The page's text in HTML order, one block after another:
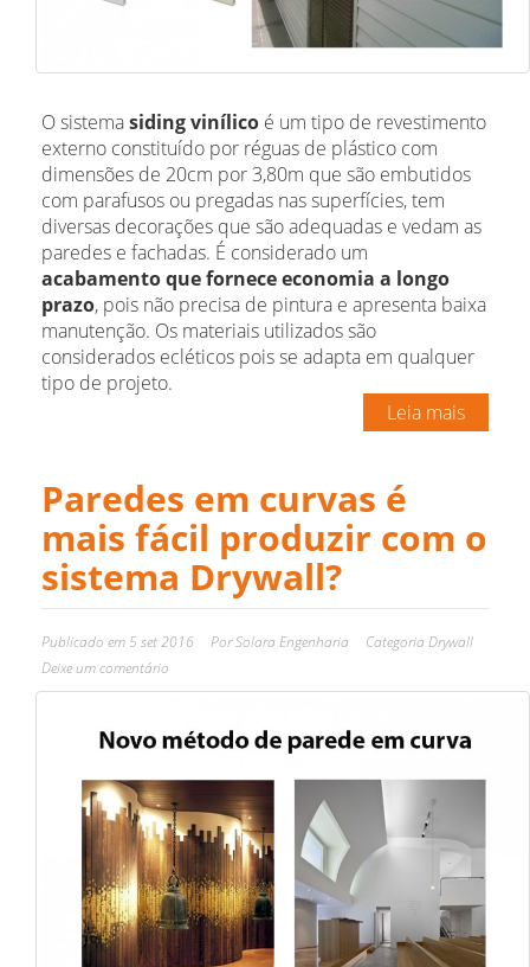
O sistemasiding vinílico é um tipo de revestimento
externo constituído por réguas de plástico com
dimensões de 20cm por 3,80m que são embutidos
com parafusos ou pregadas nas superfícies, tem
diversas decorações que são adequadas e vedam as
paredes e fachadas. É considerado um
acabamento que fornece economia a longo
prazo, pois não precisa de pintura e apresenta baixa
manutenção. Os materiais utilizados são
considerados ecléticos pois se adapta em qualquer
tipo de projeto.
Leia mais
Paredes em curvas é
mais fácil produzir com o
sistema Drywall?
Publicado em5 set 2016 PorSolara Engenharia Categoria Drywall
Deixe um comentário